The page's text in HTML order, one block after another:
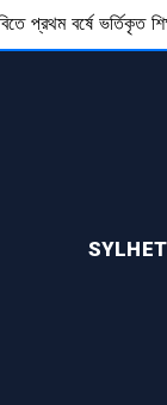
প্রথম বর্ষে ভর্তিকৃত